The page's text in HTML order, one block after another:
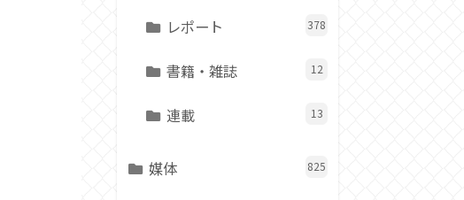
レポート 378
書籍・雑誌 12
連載 13
媒体 825